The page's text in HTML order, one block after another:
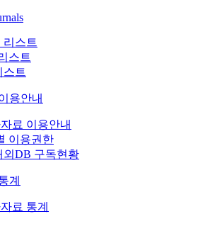
리스트
스트
스트
용안내
료 이용안내
이용권한
외DB 구독현황
계
료 통계